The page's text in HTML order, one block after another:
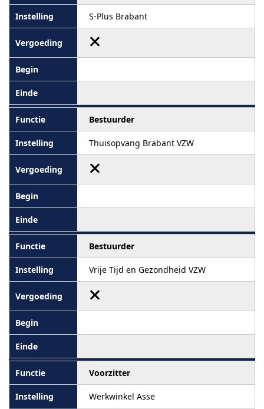
S-Plus Brabant
Bestuurder
Thuisopvang Brabant VZW
Bestuurder
Vrije Tijd en Gezondheid VZW
Voorzitter
Werkwinkel Asse